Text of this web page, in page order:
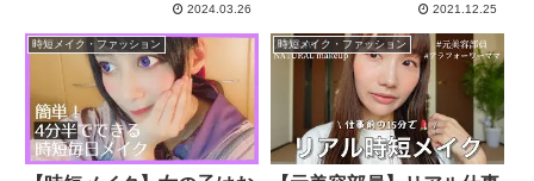
2024.03.26 2021.12.25
時短メイク・ファッション 時短メイク・ファッション